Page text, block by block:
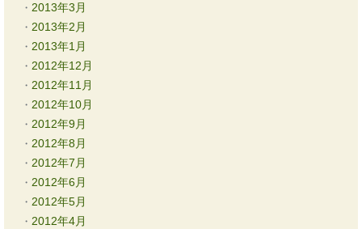
2013年3月
2013年2月
2013年1月
2012年12月
2012年11月
2012年10月
2012年9月
2012年8月
2012年7月
2012年6月
2012年5月
2012年4月